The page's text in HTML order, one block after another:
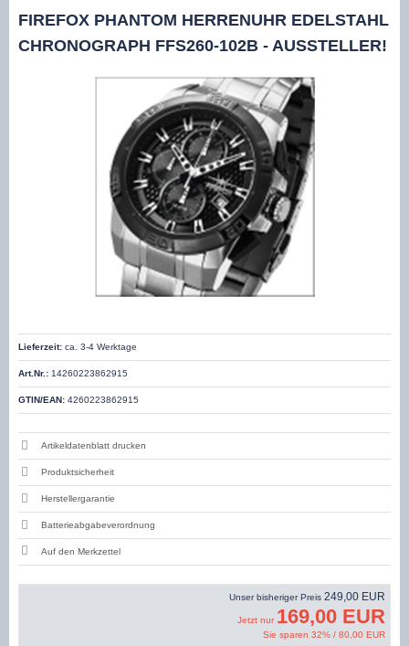
FIREFOX PHANTOM HERRENUHR EDELSTAHL
CHRONOGRAPH FFS260-102B - AUSSTELLER!
Unser bisheriger Preis 249,00 EUR
Jetzt nur 169,00 EUR
Sie sparen 32% / 80,00 EUR
Lieferzeit: ca. 3-4 Werktage
Art.Nr.: 14260223862915
GTIN/EAN: 4260223862915
Artikeldatenblatt drucken
Produktsicherheit
Herstellergarantie
Batterieabgabeverordnung